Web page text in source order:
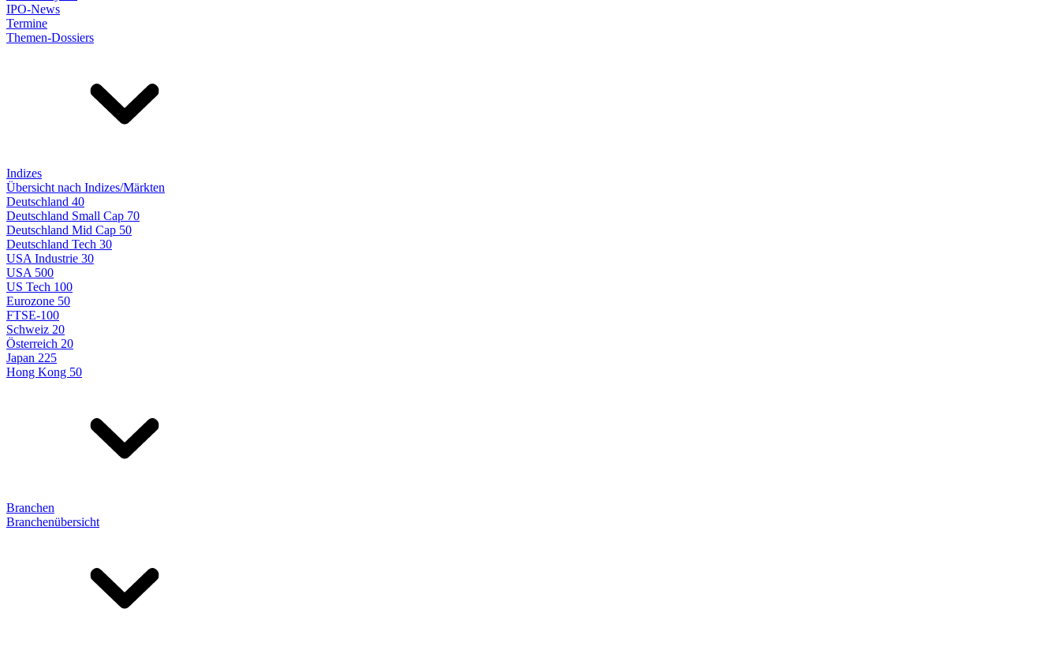
IPO-News
Termine
Themen-Dossiers
Indizes
Übersicht nach Indizes/Märkten
Deutschland 40
Deutschland Small Cap 70
Deutschland Mid Cap 50
Deutschland Tech 30
USA Industrie 30
USA 500
US Tech 100
Eurozone 50
FTSE-100
Schweiz 20
Österreich 20
Japan 225
Hong Kong 50
Branchen
Branchenübersicht